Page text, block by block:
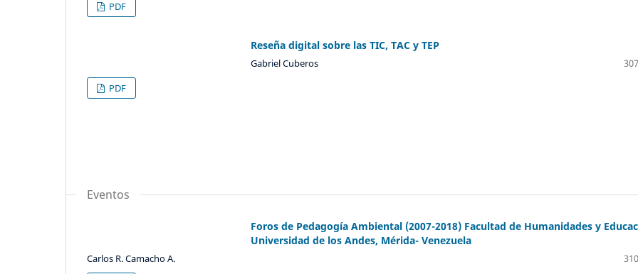
PDF
Reseña digital sobre las TIC, TAC y TEP
Gabriel Cuberos
PDF
Eventos
Foros de Pedagogía Ambiental (2007-2018) Facultad de Humanidades y
Universidad de los Andes, Mérida- Venezuela
Carlos R. Camacho A.